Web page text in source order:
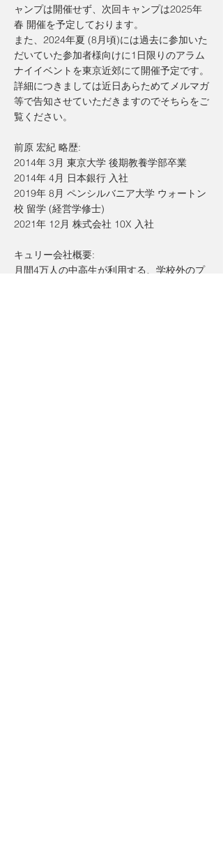
ャンプは開催せず、次回キャンプは2025年
春 開催を予定しております。
また、2024年夏 (8月頃)には過去に参加いた
だいていた参加者様向けに1日限りのアラム
ナイイベントを東京近郊にて開催予定です。
詳細につきましては近日あらためてメルマガ
等で告知させていただきますのでそちらをご
覧ください。
前原 宏紀 略歴:
2014年 3月 東京大学 後期教養学部卒業
2014年 4月 日本銀行 入社
2019年 8月 ペンシルバニア大学 ウォートン
校 留学 (経営学修士)
2021年 12月 株式会社 10X 入社
キュリー会社概要:
月間4万人の中高生が利用する、学校外のプ